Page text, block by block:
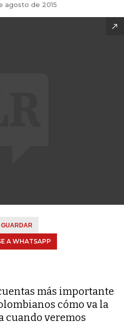
agosto de 2015
GUARDAR
A WHATSAPP
más importante
cómo va la
cuando veremos